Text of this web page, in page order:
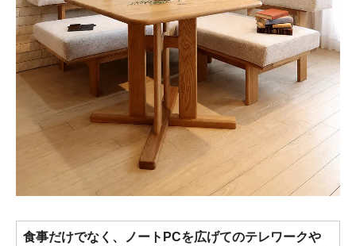
食事だけでなく、ノートPCを広げてのテレワークや